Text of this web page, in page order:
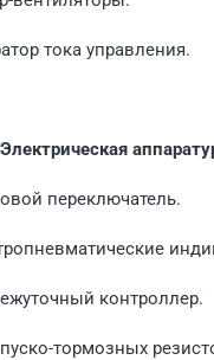
тока управления.
переключатель.
контроллер.
тормозных